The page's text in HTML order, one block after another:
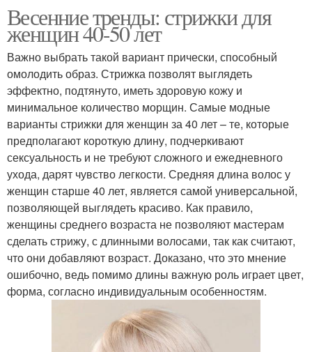
Весенние тренды: стрижки для
женщин 40-50 лет
Важно выбрать такой вариант прически, способный
омолодить образ. Стрижка позволят выглядеть
эффектно, подтянуто, иметь здоровую кожу и
минимальное количество морщин. Самые модные
варианты стрижки для женщин за 40 лет – те, которые
предполагают короткую длину, подчеркивают
сексуальность и не требуют сложного и ежедневного
ухода, дарят чувство легкости. Средняя длина волос у
женщин старше 40 лет, является самой универсальной,
позволяющей выглядеть красиво. Как правило,
женщины среднего возраста не позволяют мастерам
сделать стрижу, с длинными волосами, так как считают,
что они добавляют возраст. Доказано, что это мнение
ошибочно, ведь помимо длины важную роль играет цвет,
форма, согласно индивидуальным особенностям.